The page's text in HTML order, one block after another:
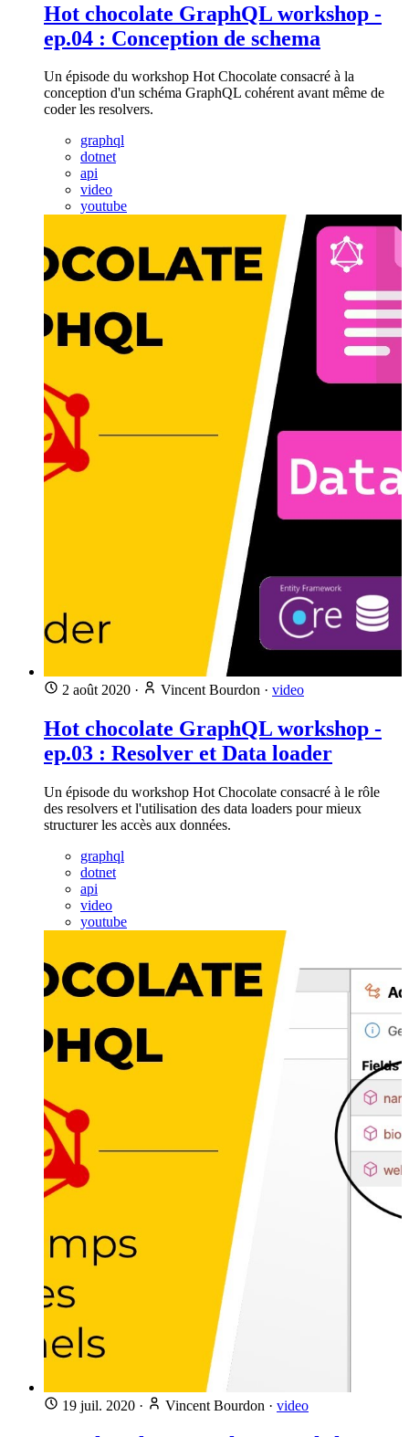
Hot chocolate GraphQL workshop -
ep.04 : Conception de schema
Un épisode du workshop Hot Chocolate consacré à la
conception d'un schéma GraphQL cohérent avant même de
coder les resolvers.
graphql
dotnet
api
video
youtube
2 août 2020 · Vincent Bourdon · video
Hot chocolate GraphQL workshop -
ep.03 : Resolver et Data loader
Un épisode du workshop Hot Chocolate consacré à le rôle
des resolvers et l'utilisation des data loaders pour mieux
structurer les accès aux données.
graphql
dotnet
api
video
youtube
19 juil. 2020 · Vincent Bourdon · video